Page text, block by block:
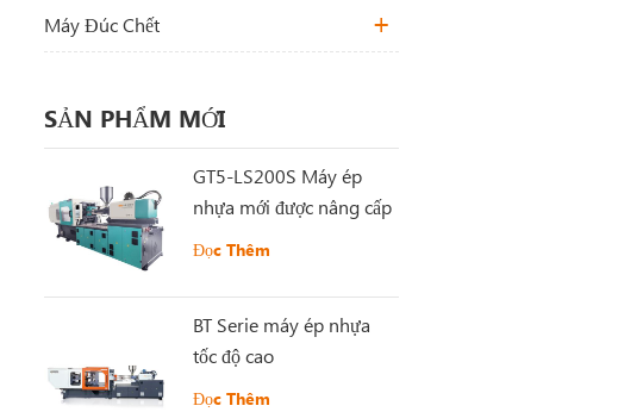
Máy Đúc Chết
SẢN PHẨM MỚI
GT5-LS200S Máy ép
nhựa mới được nâng cấp
Đọc Thêm
BT Serie máy ép nhựa
tốc độ cao
Đọc Thêm